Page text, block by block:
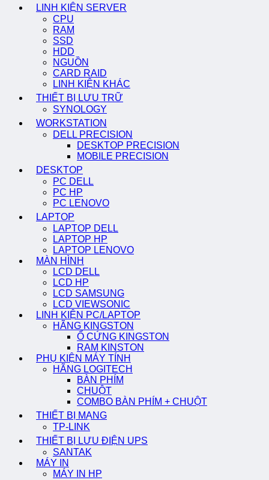
LINH KIỆN SERVER
CPU
RAM
SSD
HDD
NGUỒN
CARD RAID
LINH KIỆN KHÁC
THIẾT BỊ LƯU TRỮ
SYNOLOGY
WORKSTATION
DELL PRECISION
DESKTOP PRECISION
MOBILE PRECISION
DESKTOP
PC DELL
PC HP
PC LENOVO
LAPTOP
LAPTOP DELL
LAPTOP HP
LAPTOP LENOVO
MÀN HÌNH
LCD DELL
LCD HP
LCD SAMSUNG
LCD VIEWSONIC
LINH KIỆN PC/LAPTOP
HÃNG KINGSTON
Ổ CỨNG KINGSTON
RAM KINSTON
PHỤ KIỆN MÁY TÍNH
HÃNG LOGITECH
BÀN PHÍM
CHUỘT
COMBO BÀN PHÍM + CHUỘT
THIẾT BỊ MẠNG
TP-LINK
THIẾT BỊ LƯU ĐIỆN UPS
SANTAK
MÁY IN
MÁY IN HP